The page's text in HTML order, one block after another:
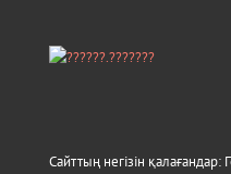
Сайттың негізін